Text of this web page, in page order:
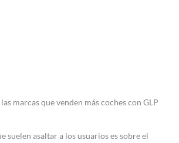
marcas que venden más coches con GLP
suelen asaltar a los usuarios es sobre el